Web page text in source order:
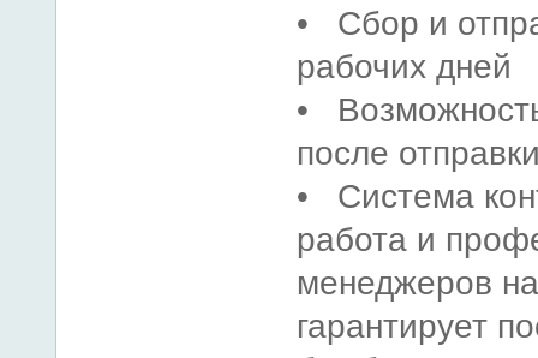
• Сбор и
рабочих дней
•
после
• Система
работа и
менеджеров
гарантирует